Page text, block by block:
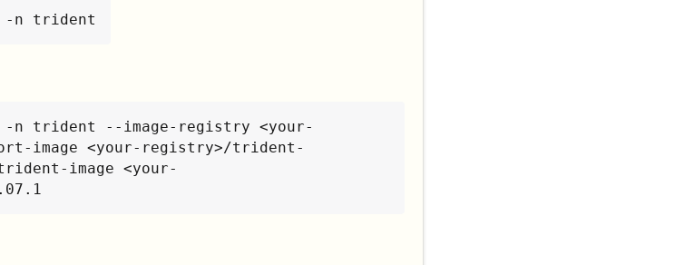
n trident
trident --image-registry <your-
image <your-registry>/trident-
image <your-